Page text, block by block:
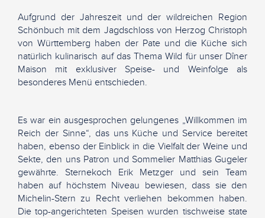
Aufgrund der Jahreszeit und der wildreichen Region
Schönbuch mit dem Jagdschloss von Herzog Christoph
von Württemberg haben der Pate und die Küche sich
natürlich kulinarisch auf das Thema Wild für unser Dîner
Maison mit exklusiver Speise- und Weinfolge als
besonderes Menü entschieden.
Es war ein ausgesprochen gelungenes „Willkommen im
Reich der Sinne“, das uns Küche und Service bereitet
haben, ebenso der Einblick in die Vielfalt der Weine und
Sekte, den uns Patron und Sommelier Matthias Gugeler
gewährte. Sternekoch Erik Metzger und sein Team
haben auf höchstem Niveau bewiesen, dass sie den
Michelin-Stern zu Recht verliehen bekommen haben.
Die top-angerichteten Speisen wurden tischweise state